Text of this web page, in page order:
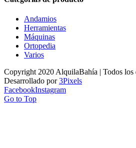
Andamios
Herramientas
Máquinas
Ortopedia
Varios
Copyright 2020 AlquilaBahía | Todos los
Desarrollado por3Pixels
FacebookInstagram
Go to Top